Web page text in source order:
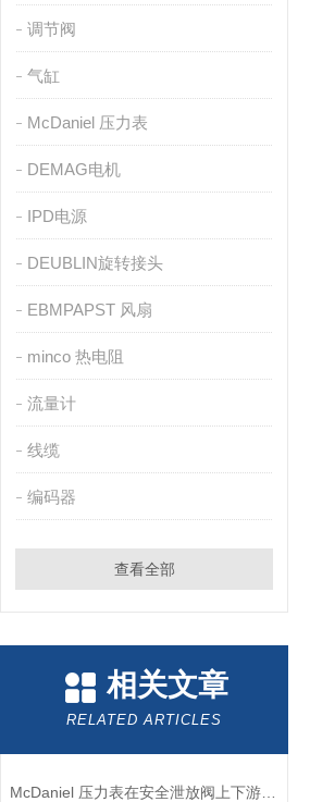
调节阀
气缸
McDaniel 压力表
DEMAG电机
IPD电源
DEUBLIN旋转接头
EBMPAPST 风扇
minco 热电阻
流量计
线缆
编码器
查看全部
相关文章
RELATED ARTICLES
McDaniel 压力表在安全泄放阀上下游压力监测中的应用